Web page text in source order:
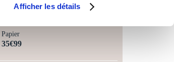
Afficher les détails
Papier
35€99